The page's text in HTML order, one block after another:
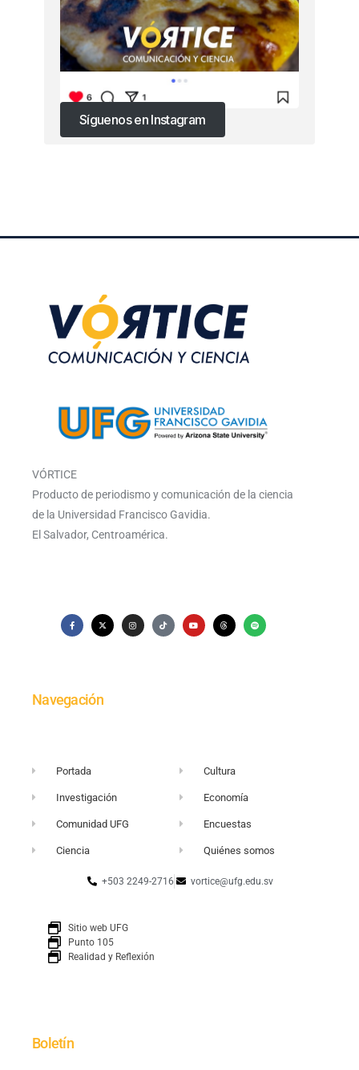
Síguenos en Instagram
VÓRTICE
Producto de periodismo y comunicación de la ciencia
de la Universidad Francisco Gavidia.
El Salvador, Centroamérica.
Navegación
Portada
Investigación
Comunidad UFG
Ciencia
Cultura
Economía
Encuestas
Quiénes somos
+503 2249-2716 vortice@ufg.edu.sv
Sitio web UFG
Punto 105
Realidad y Reflexión
Boletín